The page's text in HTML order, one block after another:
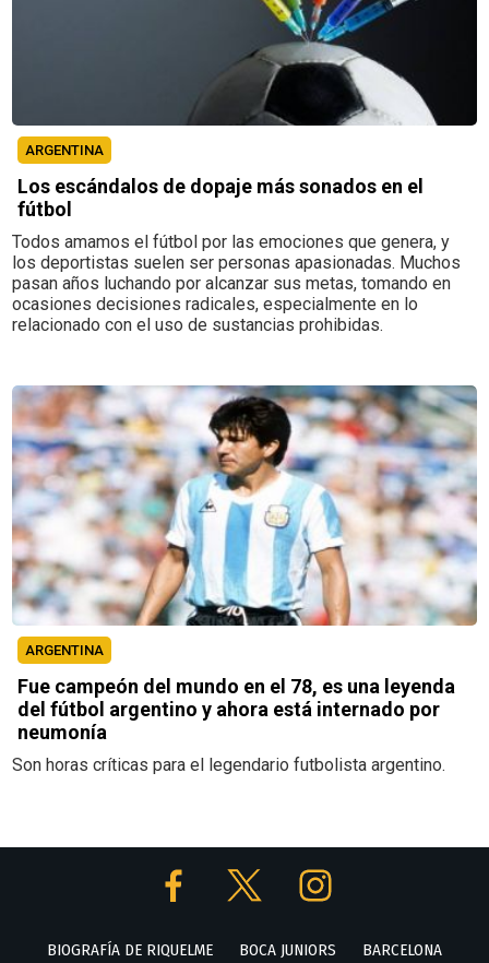
ARGENTINA
Los escándalos de dopaje más sonados en el
fútbol
Todos amamos el fútbol por las emociones que genera, y
los deportistas suelen ser personas apasionadas. Muchos
pasan años luchando por alcanzar sus metas, tomando en
ocasiones decisiones radicales, especialmente en lo
relacionado con el uso de sustancias prohibidas.
ARGENTINA
Fue campeón del mundo en el 78, es una leyenda
del fútbol argentino y ahora está internado por
neumonía
Son horas críticas para el legendario futbolista argentino.
BIOGRAFÍA DE RIQUELME BOCA JUNIORS BARCELONA